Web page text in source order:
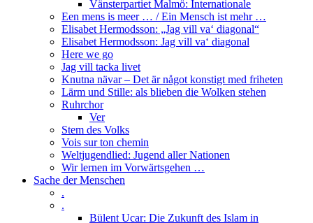
Vänsterpartiet Malmö: Internationale
Een mens is meer … / Ein Mensch ist mehr …
Elisabet Hermodsson: „Jag vill va‘ diagonal“
Elisabet Hermodsson: Jag vill va‘ diagonal
Here we go
Jag vill tacka livet
Knutna nävar – Det är något konstigt med friheten
Lärm und Stille: als blieben die Wolken stehen
Ruhrchor
Ver
Stem des Volks
Vois sur ton chemin
Weltjugendlied: Jugend aller Nationen
Wir lernen im Vorwärtsgehen …
Sache der Menschen
.
.
Bülent Ucar: Die Zukunft des Islam in